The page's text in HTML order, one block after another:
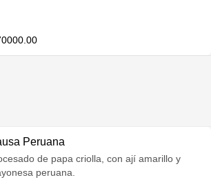
Peruana
de papa criolla, con ají amarillo y
peruana.